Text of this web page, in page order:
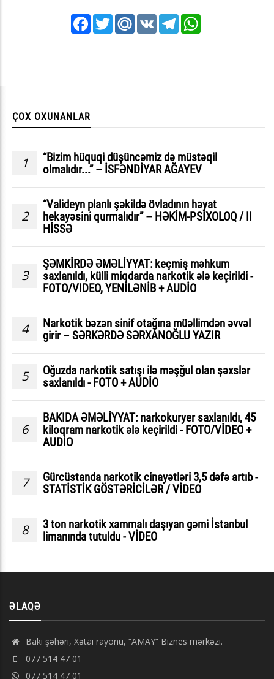
FacebookTwitterMail.RuVK Telegram
ÇOX OXUNANLAR
1
“Bizim hüquqi düşüncəmiz də müstəqil
olmalıdır...” – İSFƏNDİYAR AĞAYEV
2
“Valideyn planlı şəkildə övladının həyat
hekayəsini qurmalıdır” – HƏKİM-PSİXOLOQ / II
HİSSƏ
3
ŞƏMKİRDƏ ƏMƏLİYYAT: keçmiş məhkum
saxlanıldı, külli miqdarda narkotik ələ keçirildi -
FOTO/VIDEO, YENİLƏNİB + AUDİO
4
Narkotik bəzən sinif otağına müəllimdən əvvəl
girir – SƏRKƏRDƏ SƏRXANOĞLU YAZIR
5
Oğuzda narkotik satışı ilə məşğul olan şəxslər
saxlanıldı - FOTO + AUDİO
6
BAKIDA ƏMƏLİYYAT: narkokuryer saxlanıldı, 45
kiloqram narkotik ələ keçirildi - FOTO/VİDEO +
AUDİO
7
Gürcüstanda narkotik cinayətləri 3,5 dəfə artıb -
STATİSTİK GÖSTƏRİCİLƏR / VİDEO
8
3 ton narkotik xammalı daşıyan gəmi İstanbul
limanında tutuldu - VİDEO
ƏLAQƏ
Bakı şəhəri, Xətai rayonu, “AMAY” Biznes mərkəzi.
077 514 47 01
077 514 47 01